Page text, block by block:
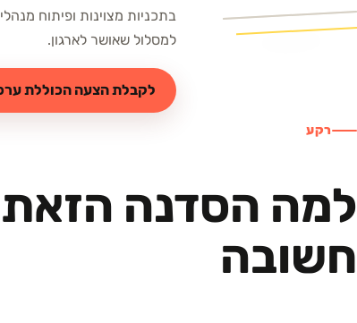
למסלול שאושר לארגון.
לקבלת הצעה הכוללת
רקע
למה הסדנה הזאת
חשובה